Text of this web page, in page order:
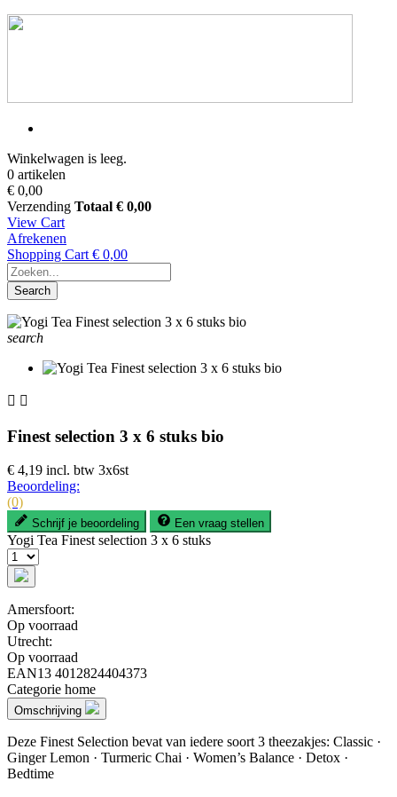
Winkelwagen is leeg.
0 artikelen
€ 0,00
Verzending Totaal € 0,00
View Cart
Afrekenen
Shopping Cart € 0,00
Search
search
 
Finest selection 3 x 6 stuks bio
€ 4,19 incl. btw 3x6st
Beoordeling:
(0)
Schrijf je beoordeling Een vraag stellen
Yogi Tea Finest selection 3 x 6 stuks
Amersfoort:
Op voorraad
Utrecht:
Op voorraad
EAN13 4012824404373
Categorie home
Omschrijving
Deze Finest Selection bevat van iedere soort 3 theezakjes: Classic ·
Ginger Lemon · Turmeric Chai · Women’s Balance · Detox ·
Bedtime